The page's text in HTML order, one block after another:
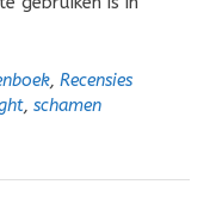
, Recensies
, schamen